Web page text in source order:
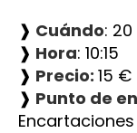
❱ Cuándo:
❱ Hora: 10:15
❱ Precio: 15 €
❱ Punto de